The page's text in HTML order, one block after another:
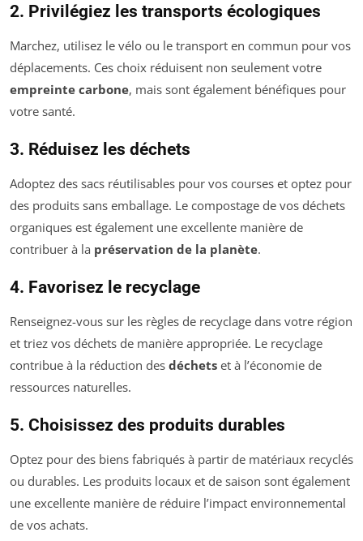
2. Privilégiez les transports écologiques
Marchez, utilisez le vélo ou le transport en commun pour vos
déplacements. Ces choix réduisent non seulement votre
empreinte carbone, mais sont également bénéfiques pour
votre santé.
3. Réduisez les déchets
Adoptez des sacs réutilisables pour vos courses et optez pour
des produits sans emballage. Le compostage de vos déchets
organiques est également une excellente manière de
contribuer à la préservation de la planète.
4. Favorisez le recyclage
Renseignez-vous sur les règles de recyclage dans votre région
et triez vos déchets de manière appropriée. Le recyclage
contribue à la réduction des déchets et à l’économie de
ressources naturelles.
5. Choisissez des produits durables
Optez pour des biens fabriqués à partir de matériaux recyclés
ou durables. Les produits locaux et de saison sont également
une excellente manière de réduire l’impact environnemental
de vos achats.